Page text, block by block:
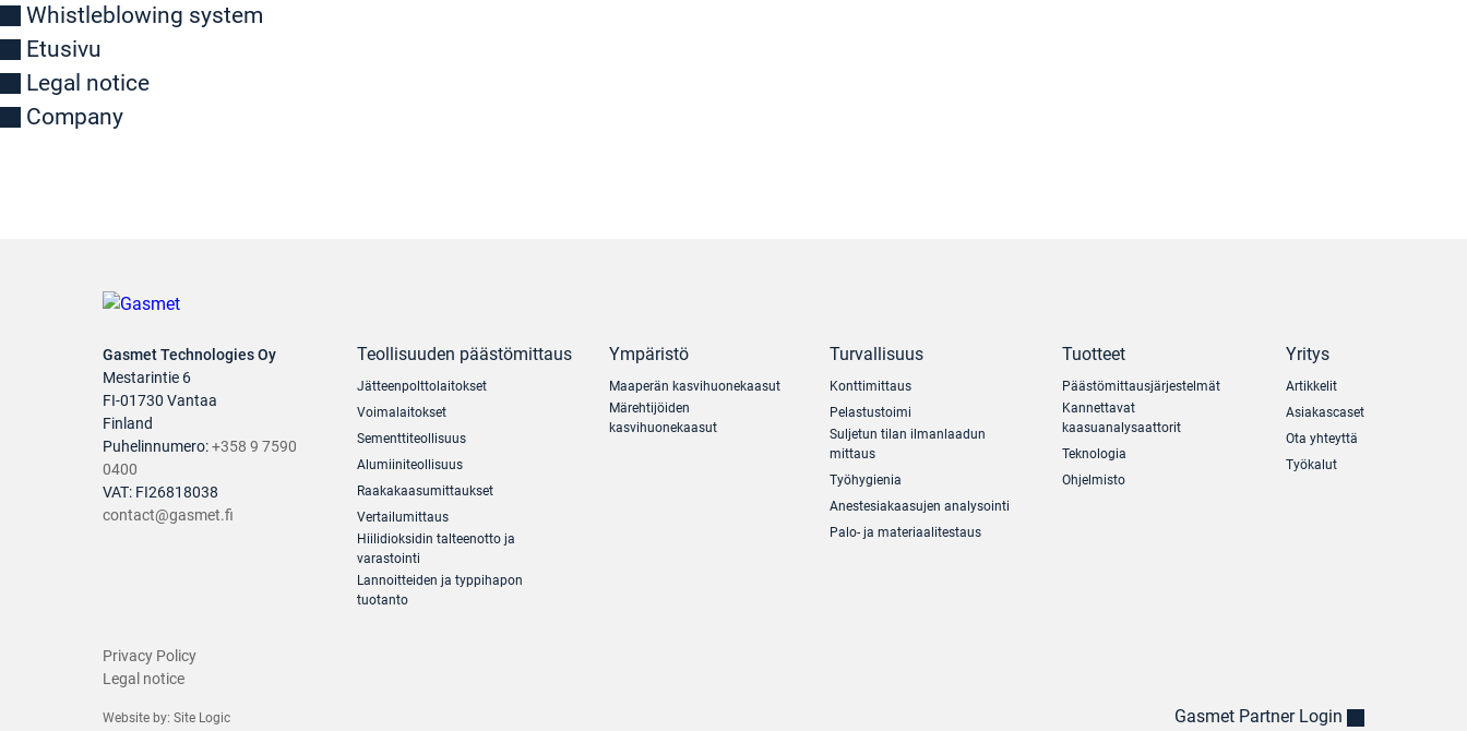
Whistleblowing system
Etusivu
Legal notice
Company
Gasmet Technologies Oy
Mestarintie 6
FI-01730 Vantaa
Finland
Puhelinnumero:+358 9 7590
0400
VAT: FI26818038
contact@gasmet.fi
Teollisuuden päästömittaus
Jätteenpolttolaitokset
Voimalaitokset
Sementtiteollisuus
Alumiiniteollisuus
Raakakaasumittaukset
Vertailumittaus
Hiilidioksidin talteenotto ja
varastointi
Lannoitteiden ja typpihapon
tuotanto
Ympäristö
Maaperän kasvihuonekaasut
Märehtijöiden
kasvihuonekaasut
Turvallisuus
Konttimittaus
Pelastustoimi
Suljetun tilan ilmanlaadun
mittaus
Työhygienia
Anestesiakaasujen analysointi
Palo- ja materiaalitestaus
Tuotteet
Päästömittausjärjestelmät
Kannettavat
kaasuanalysaattorit
Teknologia
Ohjelmisto
Yritys
Artikkelit
Asiakascaset
Ota yhteyttä
Työkalut
Privacy Policy
Legal notice
Website by: Site Logic Gasmet Partner Login